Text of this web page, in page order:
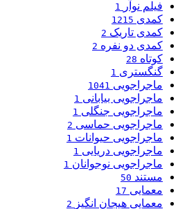
فیلم نوآر 1
کمدی 1215
کمدی تاریک 2
کمدی دو نفره 2
کوتاه 28
گنگستری 1
ماجراجویی 1041
ماجراجویی بیابانی 1
ماجراجویی جنگلی 1
ماجراجویی حماسی 2
ماجراجویی حیوانات 1
ماجراجویی دریایی 1
ماجراجویی نوجوانان 1
مستند 50
معمایی 17
معمایی هیجان انگیز 2